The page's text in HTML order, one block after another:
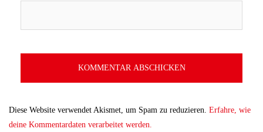
Diese Website verwendet Akismet, um Spam zu reduzieren. Erfahre, wie
deine Kommentardaten verarbeitet werden.